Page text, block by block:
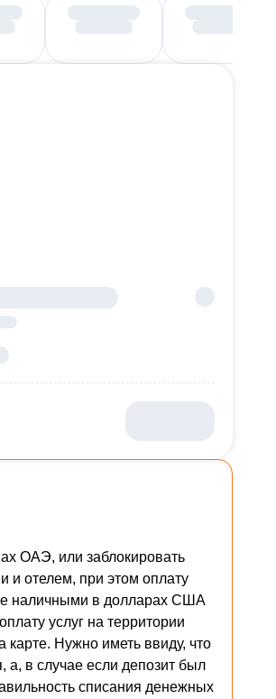
ОАЭ, или заблокировать
и отелем, при этом оплату
наличными в долларах США
услуг на территории
карте. Нужно иметь ввиду, что
а, в случае если депозит был
списания денежных